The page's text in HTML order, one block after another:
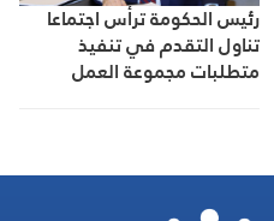
رئيس الحكومة ترأس اجتماعا
تناول التقدم في تنفيذ
متطلبات مجموعة العمل